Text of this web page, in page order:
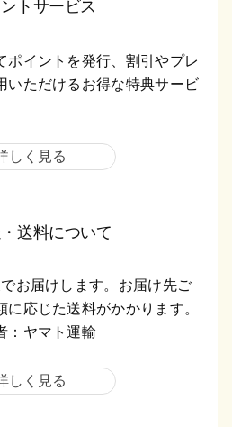
トサービス
ポイントを発行、割引やプレ
いただけるお得な特典サービ
しく見る
送料について
お届けします。お届け先ご
に応じた送料がかかります。
：ヤマト運輸
しく見る